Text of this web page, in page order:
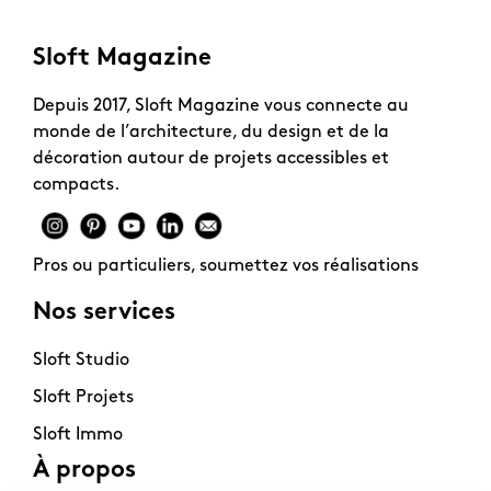
Sloft Magazine
Depuis 2017, Sloft Magazine vous connecte au
monde de l’architecture, du design et de la
décoration autour de projets accessibles et
compacts.
Pros ou particuliers, soumettez vos réalisations
Nos services
Sloft Studio
Sloft Projets
Sloft Immo
À propos